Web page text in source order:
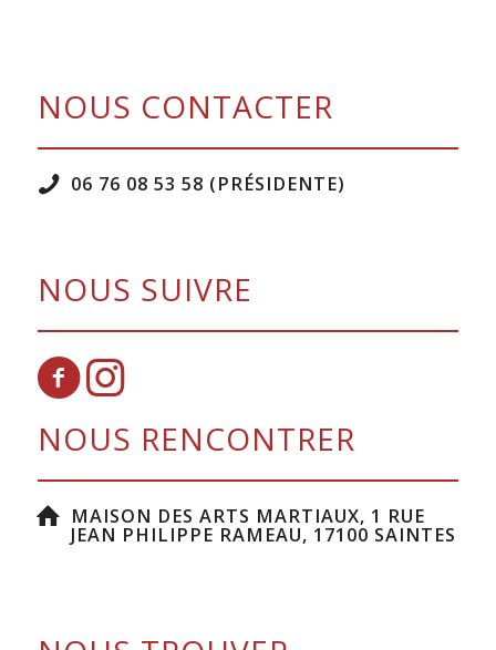
NOUS CONTACTER
06 76 08 53 58 (PRÉSIDENTE)
NOUS SUIVRE
NOUS RENCONTRER
MAISON DES ARTS MARTIAUX, 1 RUE
JEAN PHILIPPE RAMEAU, 17100 SAINTES